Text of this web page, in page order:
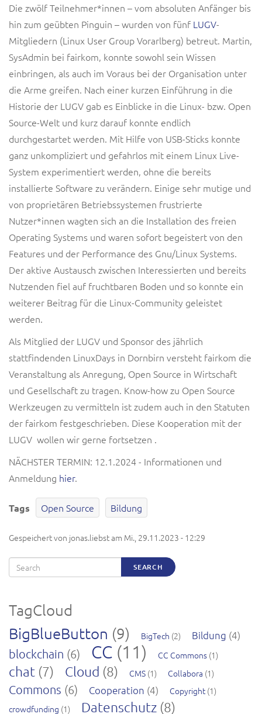
Die zwölf Teilnehmer*innen – vom absoluten Anfänger bis
hin zum geübten Pinguin – wurden von fünf LUGV-
Mitgliedern (Linux User Group Vorarlberg) betreut. Martin,
SysAdmin bei fairkom, konnte sowohl sein Wissen
einbringen, als auch im Voraus bei der Organisation unter
die Arme greifen. Nach einer kurzen Einführung in die
Historie der LUGV gab es Einblicke in die Linux- bzw. Open
Source-Welt und kurz darauf konnte endlich
durchgestartet werden. Mit Hilfe von USB-Sticks konnte
ganz unkompliziert und gefahrlos mit einem Linux Live-
System experimentiert werden, ohne die bereits
installierte Software zu verändern. Einige sehr mutige und
von proprietären Betriebssystemen frustrierte
Nutzer*innen wagten sich an die Installation des freien
Operating Systems und waren sofort begeistert von den
Features und der Performance des Gnu/Linux Systems.
Der aktive Austausch zwischen Interessierten und bereits
Nutzenden fiel auf fruchtbaren Boden und so konnte ein
weiterer Beitrag für die Linux-Community geleistet
werden.
Als Mitglied der LUGV und Sponsor des jährlich
stattfindenden LinuxDays in Dornbirn versteht fairkom die
Veranstaltung als Anregung, Open Source in Wirtschaft
und Gesellschaft zu tragen. Know-how zu Open Source
Werkzeugen zu vermitteln ist zudem auch in den Statuten
der fairkom festgeschrieben. Diese Kooperation mit der
LUGV wollen wir gerne fortsetzen .
NÄCHSTER TERMIN: 12.1.2024 - Informationen und
Anmeldung hier.
Tags Open Source Bildung
Gespeichert von jonas.liebstam Mi., 29.11.2023 - 12:29
Search SEARCH
TagCloud
BigBlueButton (9) BigTech (2) Bildung (4)
blockchain (6) CC (11) CC Commons (1)
chat (7) Cloud (8) CMS (1) Collabora (1)
Commons (6) Cooperation (4) Copyright (1)
crowdfunding (1) Datenschutz (8)